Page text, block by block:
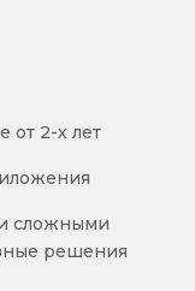
от 2-х лет
сложными
решения